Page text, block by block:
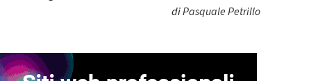
diPasquale Petrillo